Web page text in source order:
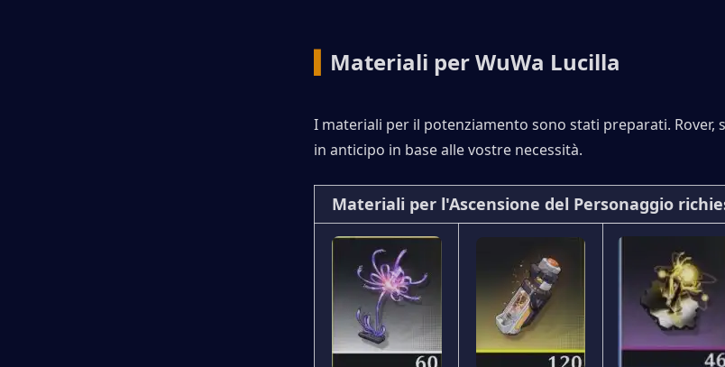
Materiali per WuWa Lucilla
I materiali per il potenziamento sono stati preparati. Rover,
in anticipo in base alle vostre necessità.
Materiali per l'Ascensione del Personaggio